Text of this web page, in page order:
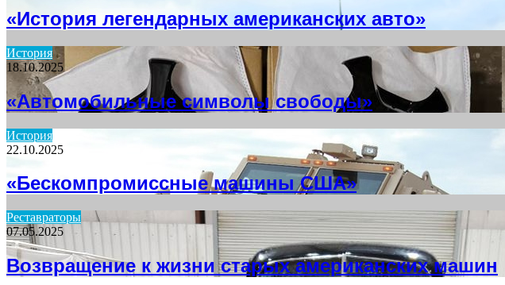
«История легендарных американских авто»
История
18.10.2025
«Автомобильные символы свободы»
История
22.10.2025
«Бескомпромиссные машины США»
Реставраторы
07.05.2025
Возвращение к жизни старых американских машин